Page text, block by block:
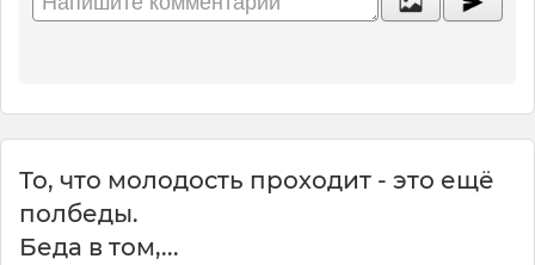
То, что молодость проходит - это ещё
полбеды.
Беда в том,...